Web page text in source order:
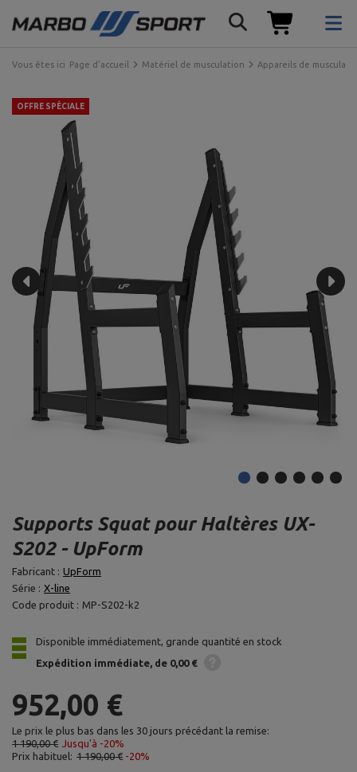
Vous êtes ici Page d'accueil Matériel de musculation Appareils de
OFFRE SPÉCIALE
Supports Squat pour Haltères UX-
S202 - UpForm
Fabricant : UpForm
Série : X-line
Code produit : MP-S202-k2
Disponible immédiatement, grande quantité en stock
Expédition immédiate de 0,00 €
952,00 €
Le prix le plus bas dans les 30 jours précédant la remise:
1 190,00 € Jusqu'à -20%
Prix habituel: 1 190,00 € -20%